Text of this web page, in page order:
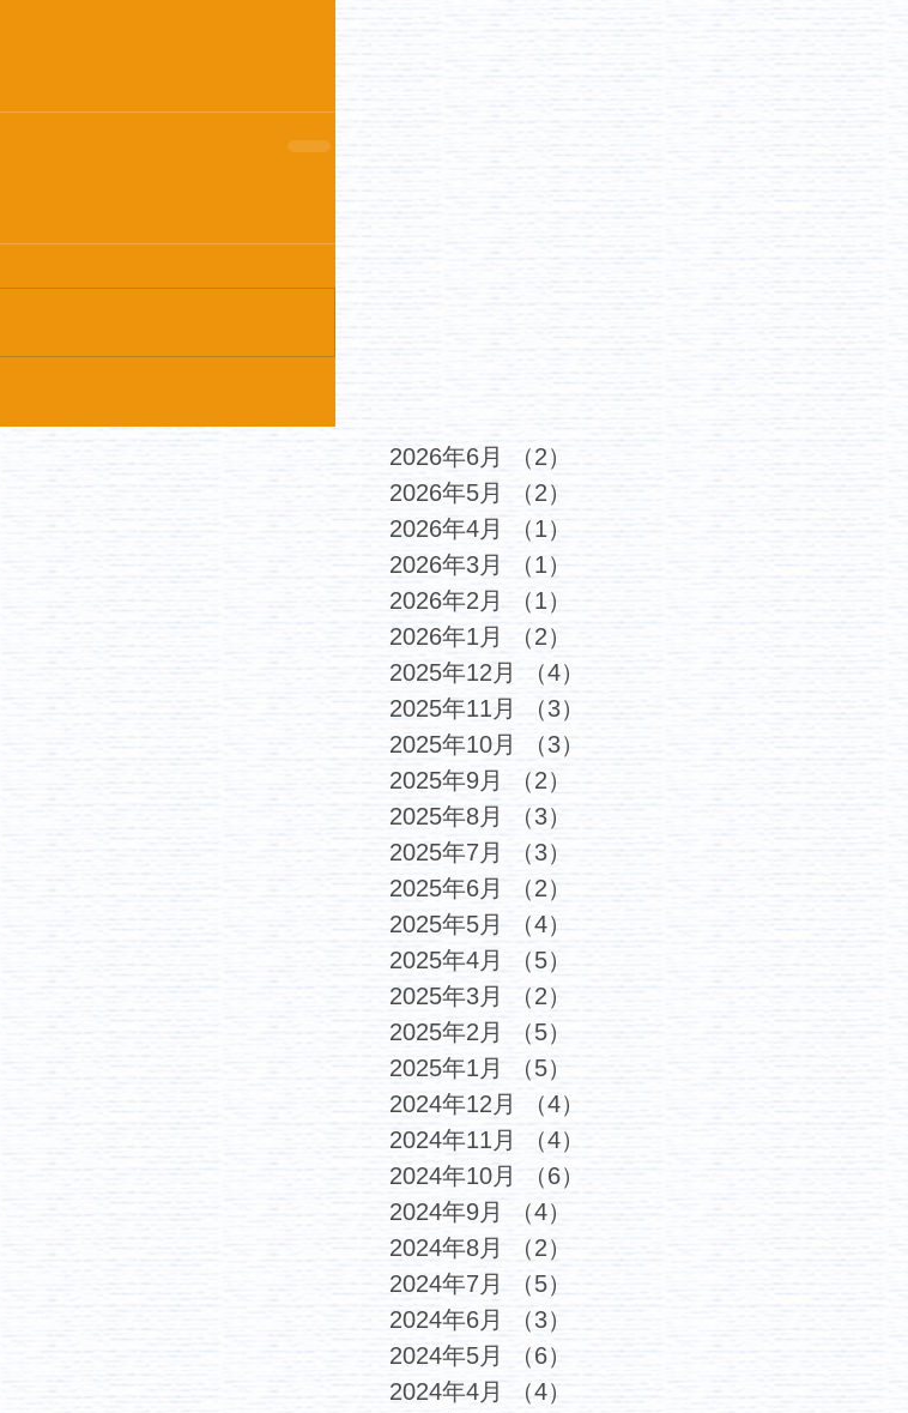
2026年6月 （2）
2026年5月
（2）
2件の記事
2026年4月
（1） 1件の記事
2026年3月
（1） 1件の記事
2026年2月
（1）
1件の記事
2026年1月
（2）
2025年12月
（4） 4件の記事
2025年11月
（3）3件の記事
2025年10月
（3）3件の記事
2025年9月
（2）
2件の記事
2025年8月
（3）
2025年7月
（3）
3件の記事
2025年6月
（2） 2件の記事
2025年5月
（4） 4件の記事
2025年4月
（5）
5件の記事
2025年3月
（2）
2件の記事
2025年2月
（5）
5件の記事
2025年1月
（5） 5件の記事
2024年12月
（4）
4件の記事
2024年11月
（4）
2024年10月
（6） 6件の記事
2024年9月
（4） 4件の記事
2024年8月
（2） 2件の記事
2024年7月
（5）
5件の記事
2024年6月
（3）
2024年5月
（6）
6件の記事
2024年4月
（4） 4件の記事